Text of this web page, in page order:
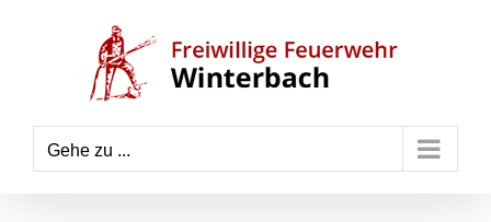
Gehe zu ...